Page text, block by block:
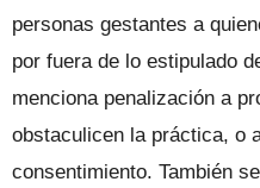
personas gestantes a
por fuera de lo estipulado
menciona penalización a
obstaculicen la práctica, o
consentimiento. También